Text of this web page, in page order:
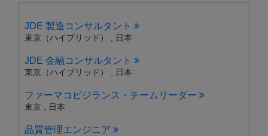
JDE 製造コンサルタント
東京（ハイブリッド） , 日本
JDE 金融コンサルタント
東京（ハイブリッド） , 日本
ファーマコビジランス・チームリーダー
東京 , 日本
品質管理エンジニア